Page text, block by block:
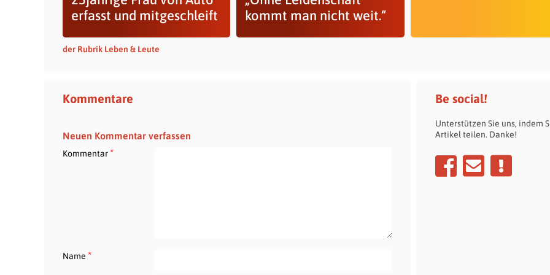
erfasst und mitgeschleift
kommt man nicht weit.“
der Rubrik Leben & Leute
Kommentare
Neuen Kommentar verfassen
Kommentar*
Name *
Be social!
Unterstützen Sie uns, indem
Artikel teilen. Danke!